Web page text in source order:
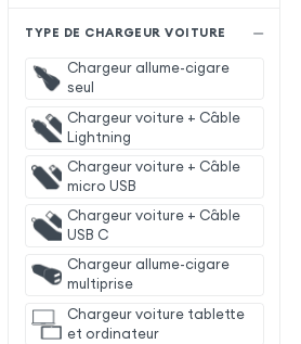
TYPE DE CHARGEUR VOITURE
Chargeur allume-cigare
seul
Chargeur voiture + Câble
Lightning
Chargeur voiture + Câble
micro USB
Chargeur voiture + Câble
USB C
Chargeur allume-cigare
multiprise
Chargeur voiture tablette
et ordinateur